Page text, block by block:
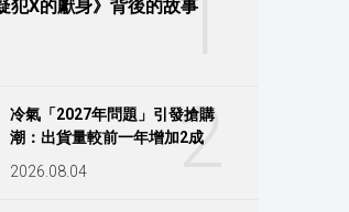
1
犯X的獻身》背後的故事
2
冷氣「2027年問題」引發搶購
潮：出貨量較前一年增加2成
2026.08.04